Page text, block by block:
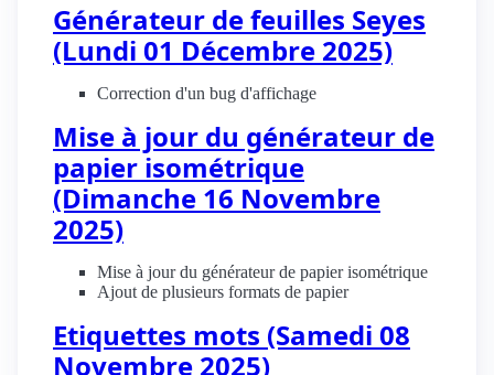
Générateur de feuilles Seyes
(Lundi 01 Décembre 2025)
Correction d'un bug d'affichage
Mise à jour du générateur de
papier isométrique
(Dimanche 16 Novembre
2025)
Mise à jour du générateur de papier isométrique
Ajout de plusieurs formats de papier
Etiquettes mots (Samedi 08
Novembre 2025)